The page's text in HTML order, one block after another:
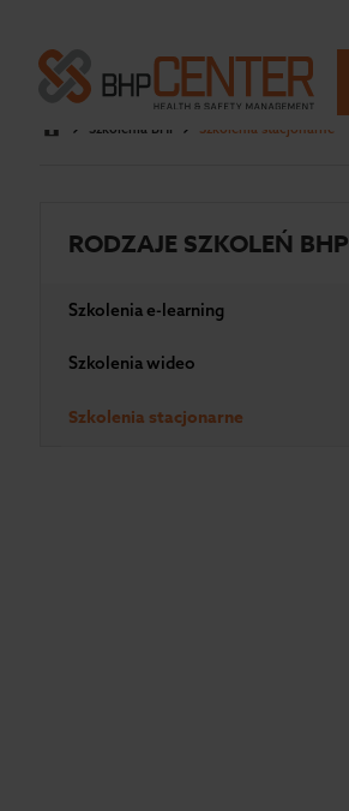
Szkolenia BHP Szkolenia stacjonarne
RODZAJE SZKOLEŃ BHP
Szkolenia e-learning
Szkolenia wideo
Szkolenia stacjonarne